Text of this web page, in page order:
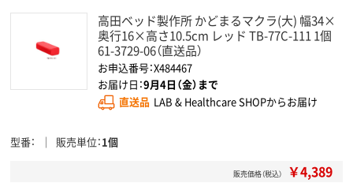
高田ベッド製作所 かどまるマクラ(大) 幅34×
奥行16×高さ10.5cm レッド TB-77C-111 1個
61-3729-06（直送品）
お申込番号：X484467
お届け日：9月4日（金）まで
直送品 LAB & Healthcare SHOPからお届け
型番 販売単位 1個
販売価格（税込） ￥4,389